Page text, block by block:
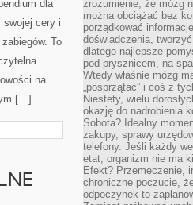
dla
swojej cery i
To
na
[…]
zrozumienie, że mózg
można obciążać bez
porządkować
doświadczenia,
dlatego najlepsze
pod prysznicem, na
Wtedy właśnie mózg
„posprzątać” i coś z
Niestety, wielu
okazję do nadrobienia
Sobota? Idealny
zakupy, sprawy
telefony. Jeśli każdy
etat, organizm nie ma
Efekt? Przemęczenie,
chroniczne poczucie,
odpoczynek to